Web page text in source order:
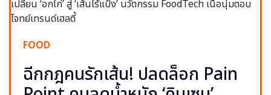
FOOD
ฉีกกฎคนรักเส้น! ปลดล็อก Pain